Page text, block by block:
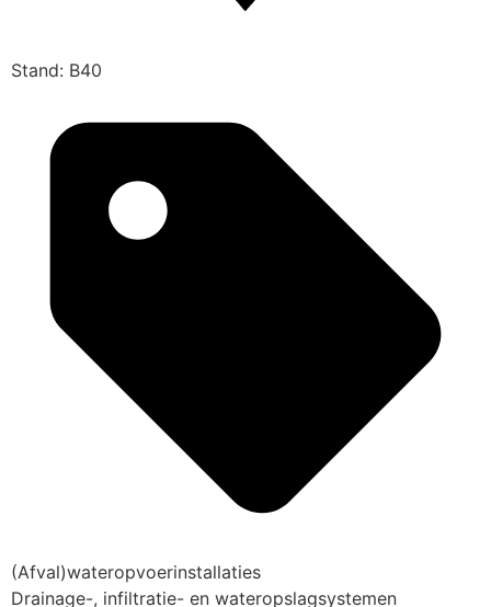
Stand: B40
(Afval)wateropvoerinstallaties
Drainage-, infiltratie- en wateropslagsystemen